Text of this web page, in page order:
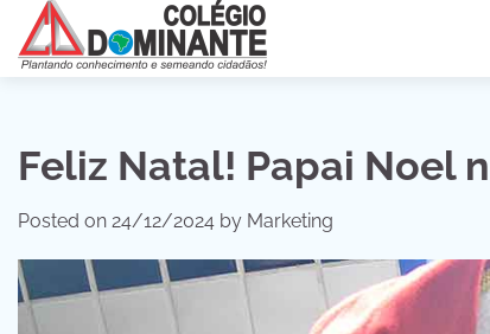
content
Feliz Natal! Papai Noel
Posted on 24/12/2024 by Marketing